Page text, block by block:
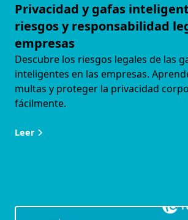
Privacidad y gafas
riesgos y responsabilidad
empresas
Descubre los riesgos legales de las
inteligentes en las empresas.
multas y proteger la privacidad
fácilmente.
Leer